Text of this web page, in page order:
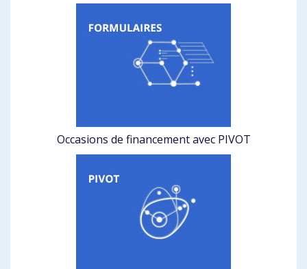
Occasions de financement avec PIVOT